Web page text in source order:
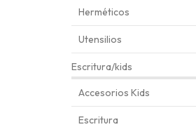
Herméticos
Utensilios
Escritura/kids
Accesorios Kids
Escritura